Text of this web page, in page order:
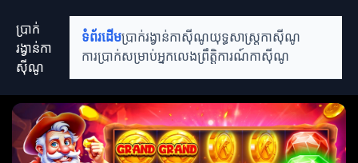
ប្រាក់
រង្វាន់កា
ស៊ីណូ
ទំព័រដើមប្រាក់រង្វាន់កាស៊ីណូយុទ្ធសាស្ត្រកាស៊ីណូ
ការប្រាក់សម្រាប់អ្នកលេងព្រឹត្តិការណ៍កាស៊ីណូ